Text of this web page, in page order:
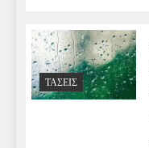
ΤΆΣΕΙΣ